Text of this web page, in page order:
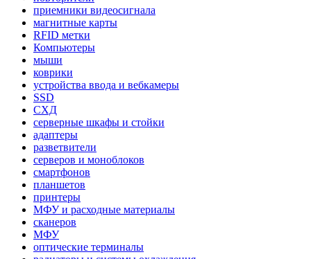
приемники видеосигнала
магнитные карты
RFID метки
Компьютеры
мыши
коврики
устройства ввода и вебкамеры
SSD
СХД
серверные шкафы и стойки
адаптеры
разветвители
серверов и моноблоков
смартфонов
планшетов
принтеры
МФУ и расходные материалы
сканеров
МФУ
оптические терминалы